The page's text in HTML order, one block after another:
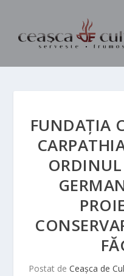
FUNDAȚIA
Postat de Ceașca de